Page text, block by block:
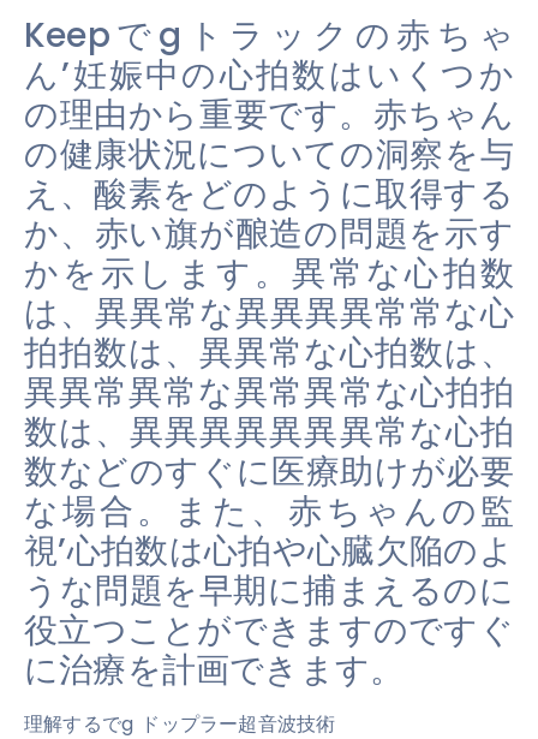
Keepでgトラックの赤ちゃ
ん’妊娠中の心拍数はいくつか
の理由から重要です。赤ちゃん
の健康状況についての洞察を与
え、酸素をどのように取得する
か、赤い旗が酿造の問題を示す
かを示します。異常な心拍数
は、異異常な異異異異常常な心
拍拍数は、異異常な心拍数は、
異異常異常な異常異常な心拍拍
数は、異異異異異異異常な心拍
数などのすぐに医療助けが必要
な場合。また、赤ちゃんの監
視’心拍数は心拍や心臓欠陥のよ
うな問題を早期に捕まえるのに
役立つことができますのですぐ
に治療を計画できます。
理解するでg ドップラー超音波技術